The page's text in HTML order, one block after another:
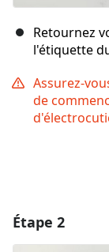
Retournez
l'étiquette
Assurez-
de
Étape 2